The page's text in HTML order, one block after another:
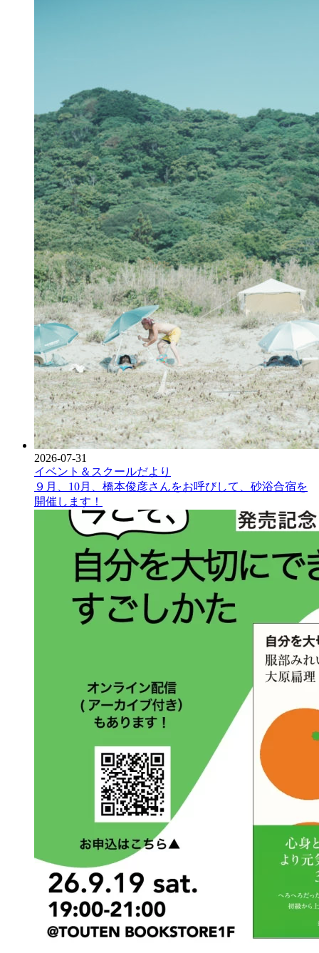
2026-07-31
イベント＆スクールだより
９月、10月、橋本俊彦さんをお呼びして、砂浴合宿を
開催します！